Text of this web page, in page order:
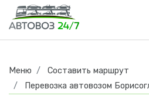
Меню
Составить маршрут
Перевозка автовозом